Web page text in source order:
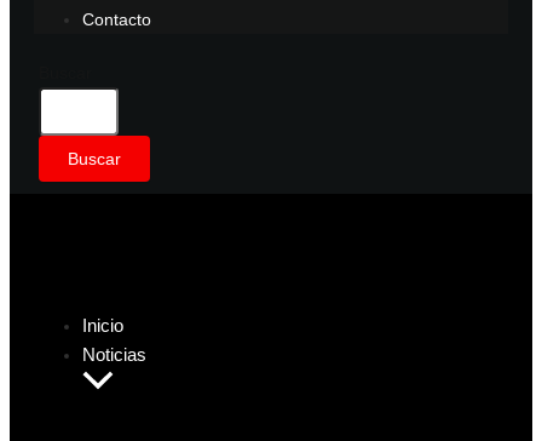
Contacto
Buscar
Inicio
Noticias